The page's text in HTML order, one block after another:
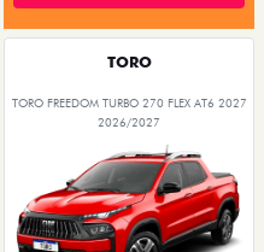
TORO
TORO FREEDOM TURBO 270 FLEX AT6 2027
2026/2027